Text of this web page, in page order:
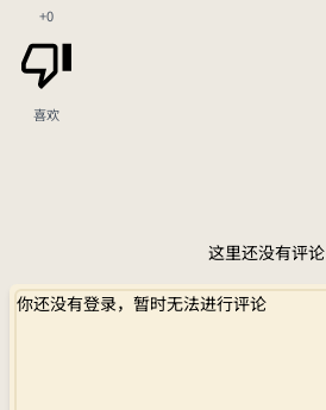
+0
喜欢
这里还没有评论
你还没有登录，暂时无法进行评论